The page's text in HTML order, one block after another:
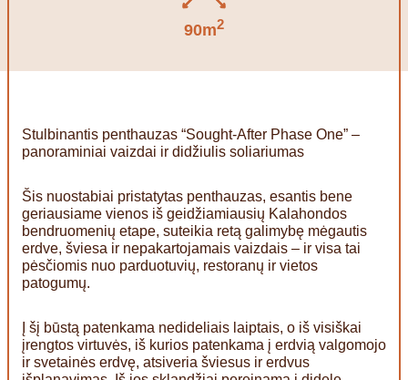
90m2
Stulbinantis penthauzas “Sought-After Phase One” –
panoraminiai vaizdai ir didžiulis soliariumas
Šis nuostabiai pristatytas penthauzas, esantis bene
geriausiame vienos iš geidžiamiausių Kalahondos
bendruomenių etape, suteikia retą galimybę mėgautis
erdve, šviesa ir nepakartojamais vaizdais – ir visa tai
pėsčiomis nuo parduotuvių, restoranų ir vietos
patogumų.
Į šį būstą patenkama nedideliais laiptais, o iš visiškai
įrengtos virtuvės, iš kurios patenkama į erdvią valgomojo
ir svetainės erdvę, atsiveria šviesus ir erdvus